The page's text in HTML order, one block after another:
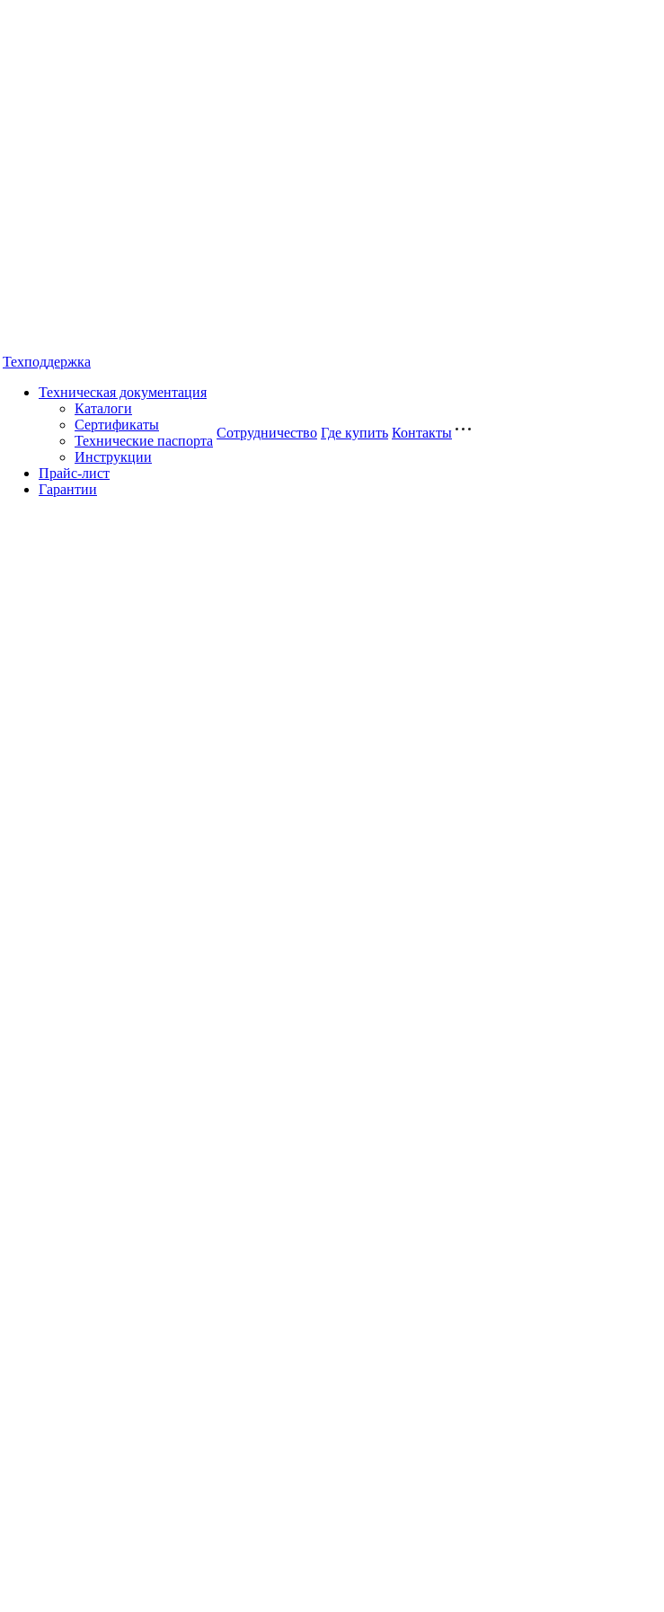
Техподдержка
Техническая документация
Каталоги
Сертификаты
Технические паспорта
Инструкции
Прайс-лист
Гарантии
Сотрудничество Где купить Контакты